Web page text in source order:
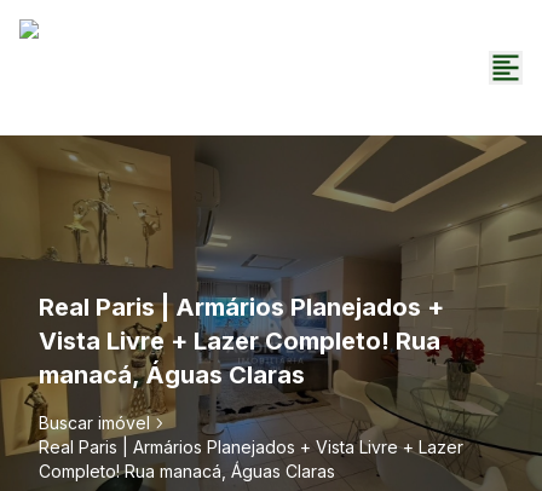
Real Paris | Armários Planejados +
Vista Livre + Lazer Completo! Rua
manacá, Águas Claras
Buscar imóvel
Real Paris | Armários Planejados + Vista Livre + Lazer
Completo! Rua manacá, Águas Claras